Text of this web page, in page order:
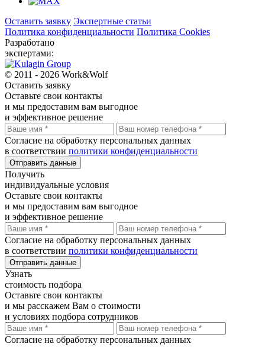
Оставить заявку Экспертные статьи
Политика конфиденциальности Политика Cookies
Разработано
экспертами:
© 2011 - 2026 Work&Wolf
Оставить заявку
Оставьте свои контакты
и мы предоставим вам выгодное
и эффективное решение
Согласие на обработку персональных данных
в соответствии политики конфиденциальности
Отправить данные
Получить
индивидуальные условия
Оставьте свои контакты
и мы предоставим вам выгодное
и эффективное решение
Согласие на обработку персональных данных
в соответствии политики конфиденциальности
Отправить данные
Узнать
стоимость подбора
Оставьте свои контакты
и мы расскажем Вам о стоимости
и условиях подбора сотрудников
Согласие на обработку персональных данных